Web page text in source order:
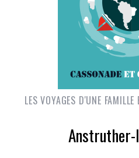
LES VOYAGES D'UNE FAMILLE